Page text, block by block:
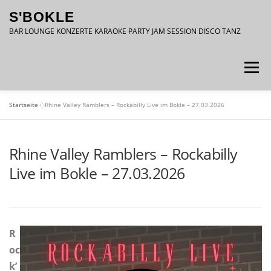
Inhalt
springen
S'BOKLE
BAR LOUNGE KONZERTE KARAOKE PARTY JAM SESSION DISCO TANZ
Menü
Startseite »Rhine Valley Ramblers – Rockabilly Live im Bokle – 27.03.2026
Rhine Valley Ramblers – Rockabilly
Live im Bokle – 27.03.2026
R
oc
k’